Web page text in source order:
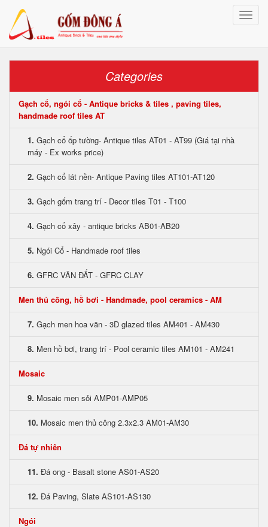
Toggle
Categories
Gạch cổ, ngói cổ - Antique bricks & tiles , paving tiles,
handmade roof tiles AT
1. Gạch cổ ốp tường- Antique tiles AT01 - AT99 (Giá tại nhà
máy - Ex works price)
2. Gạch cổ lát nền- Antique Paving tiles AT101-AT120
3. Gạch gốm trang trí - Decor tiles T01 - T100
4. Gạch cổ xây - antique bricks AB01-AB20
5. Ngói Cổ - Handmade roof tiles
6. GFRC VÂN ĐẤT - GFRC CLAY
Men thủ công, hồ bơi - Handmade, pool ceramics - AM
7. Gạch men hoa văn - 3D glazed tiles AM401 - AM430
8. Men hồ bơi, trang trí - Pool ceramic tiles AM101 - AM241
Mosaic
9. Mosaic men sỏi AMP01-AMP05
10. Mosaic men thủ công 2.3x2.3 AM01-AM30
Đá tự nhiên
11. Đá ong - Basalt stone AS01-AS20
12. Đá Paving, Slate AS101-AS130
Ngói